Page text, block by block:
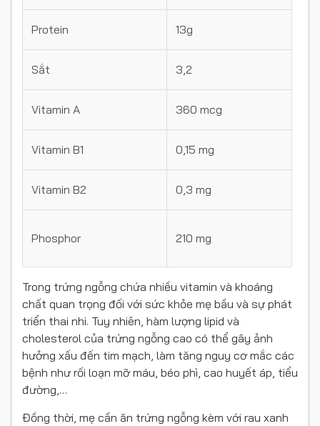
Protein 13g
Sắt 3,2
Vitamin A 360 mcg
Vitamin B1 0,15 mg
Vitamin B2 0,3 mg
Phosphor 210 mg
Trong trứng ngỗng chứa nhiều vitamin và khoáng
chất quan trọng đối với sức khỏe mẹ bầu và sự phát
triển thai nhi. Tuy nhiên, hàm lượng lipid và
cholesterol của trứng ngỗng cao có thể gây ảnh
hưởng xấu đến tim mạch, làm tăng nguy cơ mắc các
bệnh như rối loạn mỡ máu, béo phì, cao huyết áp, tiểu
đường,…
Đồng thời, mẹ cần ăn trứng ngỗng kèm với rau xanh